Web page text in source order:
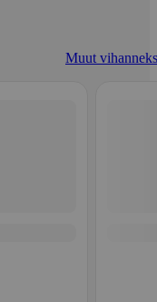
Muut